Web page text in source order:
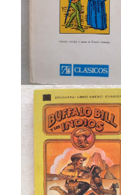
Infantil y juvenil
Infantil y juvenil. Nuevo!!
Infantil y juvenil. Nuevo!!!
Informática
Literatura fantástica
Literatura hispanoamericana